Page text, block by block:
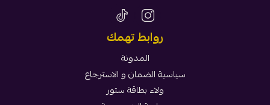
روابط تهمك
المدونة
سياسية الضمان و الاسترجاع
ولاء بطاقة ستور